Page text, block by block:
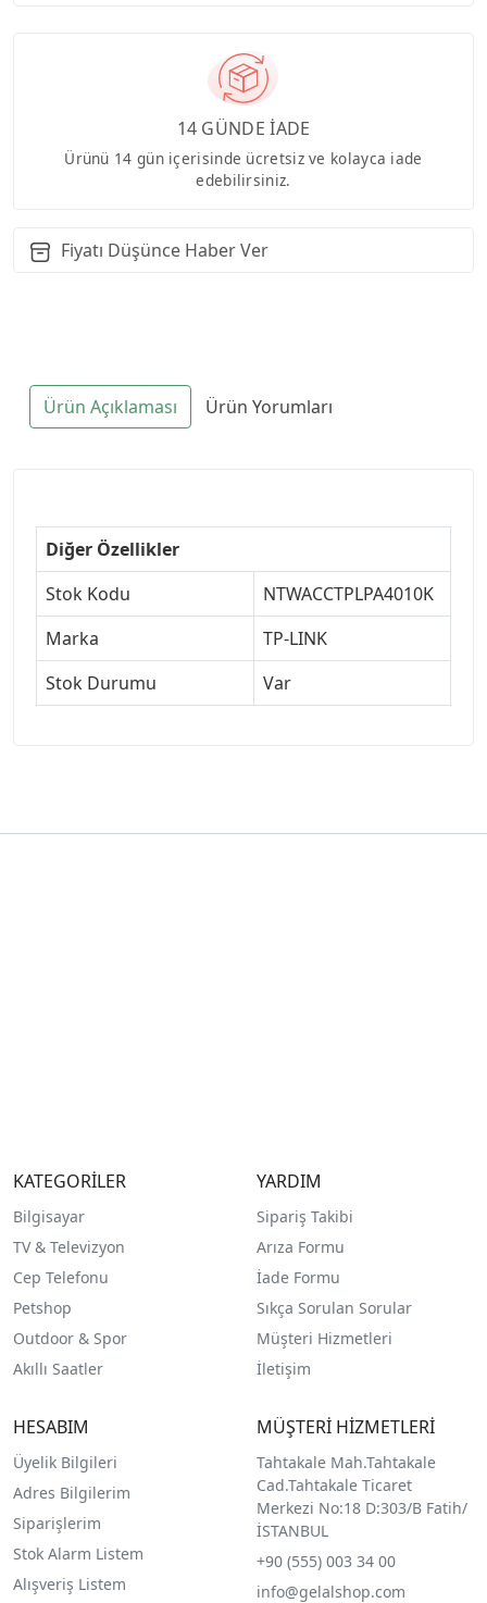
14 GÜNDE İADE
Ürünü 14 gün içerisinde ücretsiz ve kolayca iade
edebilirsiniz.
Fiyatı Düşünce Haber Ver
Ürün Açıklaması Ürün Yorumları
Diğer Özellikler
Stok Kodu
NTWACCTPLPA4010K
Marka
TP-LINK
Stok Durumu
Var
KATEGORİLER
Bilgisayar
TV & Televizyon
Cep Telefonu
Petshop
Outdoor & Spor
Akıllı Saatler
YARDIM
Sipariş Takibi
Arıza Formu
İade Formu
Sıkça Sorulan Sorular
Müşteri Hizmetleri
İletişim
HESABIM
Üyelik Bilgileri
Adres Bilgilerim
Siparişlerim
Stok Alarm Listem
Alışveriş Listem
MÜŞTERİ HİZMETLERİ
Tahtakale Mah.Tahtakale
Cad.Tahtakale Ticaret
Merkezi No:18 D:303/B Fatih/
İSTANBUL
+90 (555) 003 34 00
info@gelalshop.com